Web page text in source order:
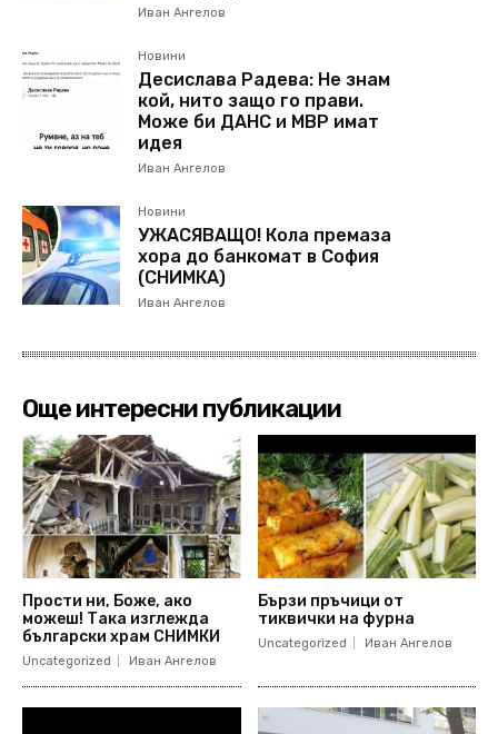
Иван Ангелов
Новини
Десислава Радева: Не знам
кой, нито защо го прави.
Може би ДАНС и МВР имат
идея
Иван Ангелов
Новини
УЖАСЯВАЩО! Кола премаза
хора до банкомат в София
(СНИМКА)
Иван Ангелов
Още интересни публикации
Прости ни, Боже, ако
можеш! Така изглежда
български храм СНИМКИ
Uncategorized Иван Ангелов
Бързи пръчици от
тиквички на фурна
Uncategorized Иван Ангелов